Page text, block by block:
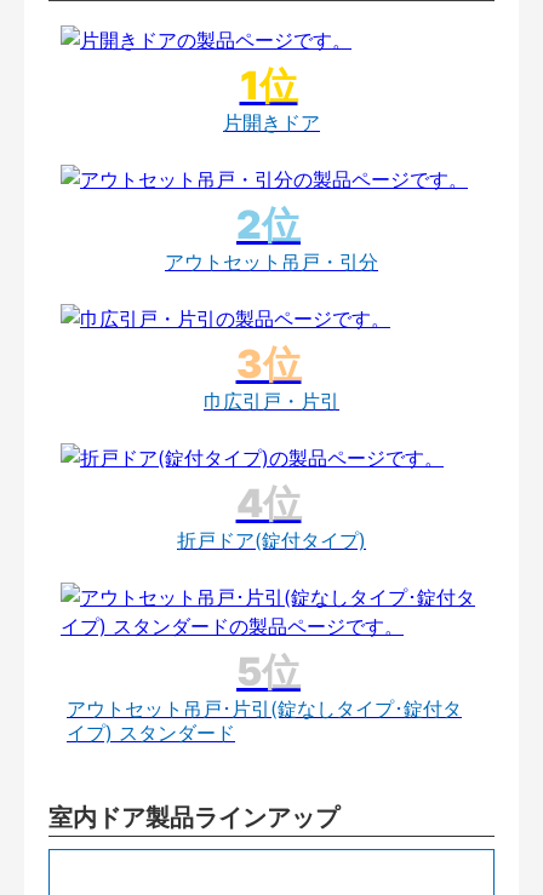
片開きドア
アウトセット吊戸・引分
巾広引戸・片引
折戸ドア(錠付タイプ)
アウトセット吊戸･片引(錠なしタイプ･錠付タ
イプ) スタンダード
室内ドア製品ラインアップ